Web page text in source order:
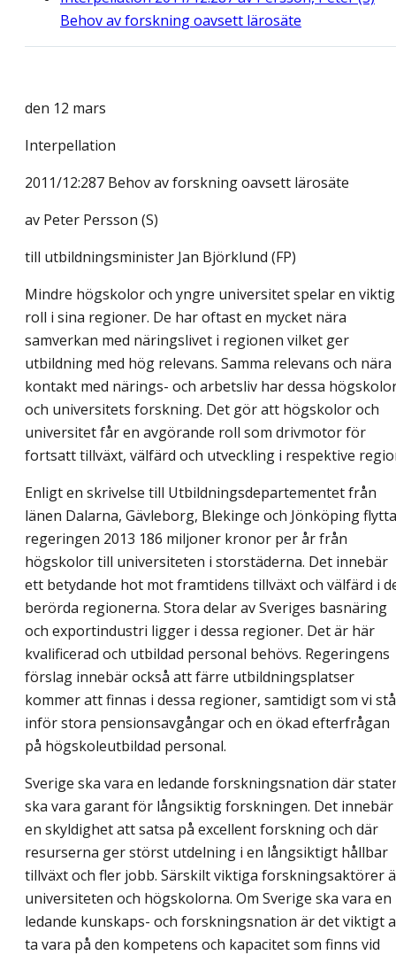
Behov av forskning oavsett lärosäte
den 12 mars
Interpellation
2011/12:287 Behov av forskning oavsett lärosäte
av Peter Persson (S)
till utbildningsminister Jan Björklund (FP)
Mindre högskolor och yngre universitet spelar en viktig
roll i sina regioner. De har oftast en mycket nära
samverkan med näringslivet i regionen vilket ger
utbildning med hög relevans. Samma relevans och nära
kontakt med närings- och arbetsliv har dessa
och universitets forskning. Det gör att högskolor och
universitet får en avgörande roll som drivmotor för
fortsatt tillväxt, välfärd och utveckling i respektive
Enligt en skrivelse till Utbildningsdepartementet från
länen Dalarna, Gävleborg, Blekinge och Jönköping
regeringen 2013 186 miljoner kronor per år från
högskolor till universiteten i storstäderna. Det innebär
ett betydande hot mot framtidens tillväxt och välfärd i
berörda regionerna. Stora delar av Sveriges basnäring
och exportindustri ligger i dessa regioner. Det är här
kvalificerad och utbildad personal behövs. Regeringens
förslag innebär också att färre utbildningsplatser
kommer att finnas i dessa regioner, samtidigt som vi
inför stora pensionsavgångar och en ökad efterfrågan
på högskoleutbildad personal.
Sverige ska vara en ledande forskningsnation där
ska vara garant för långsiktig forskningen. Det innebär
en skyldighet att satsa på excellent forskning och där
resurserna ger störst utdelning i en långsiktigt hållbar
tillväxt och fler jobb. Särskilt viktiga forskningsaktörer
universiteten och högskolorna. Om Sverige ska vara en
ledande kunskaps- och forskningsnation är det viktigt
ta vara på den kompetens och kapacitet som finns vid